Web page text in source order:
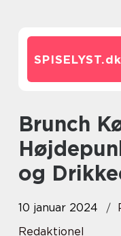
SPISELYST.dk
Brunch Køge: En
og
10 januar 2024
Redaktionel